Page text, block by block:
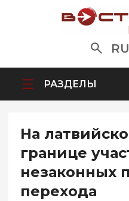
RU
РАЗДЕЛЫ
На
границе
незаконных
перехода